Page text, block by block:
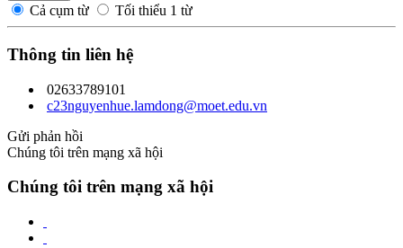
Cả cụm từ
Tối thiểu 1 từ
Thông tin liên hệ
02633789101
c23nguyenhue.lamdong@moet.edu.vn
Gửi phản hồi
Chúng tôi trên mạng xã hội
Chúng tôi trên mạng xã hội